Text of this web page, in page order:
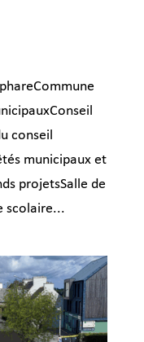
conseil
municipaux et
projetsSalle de
scolaire...